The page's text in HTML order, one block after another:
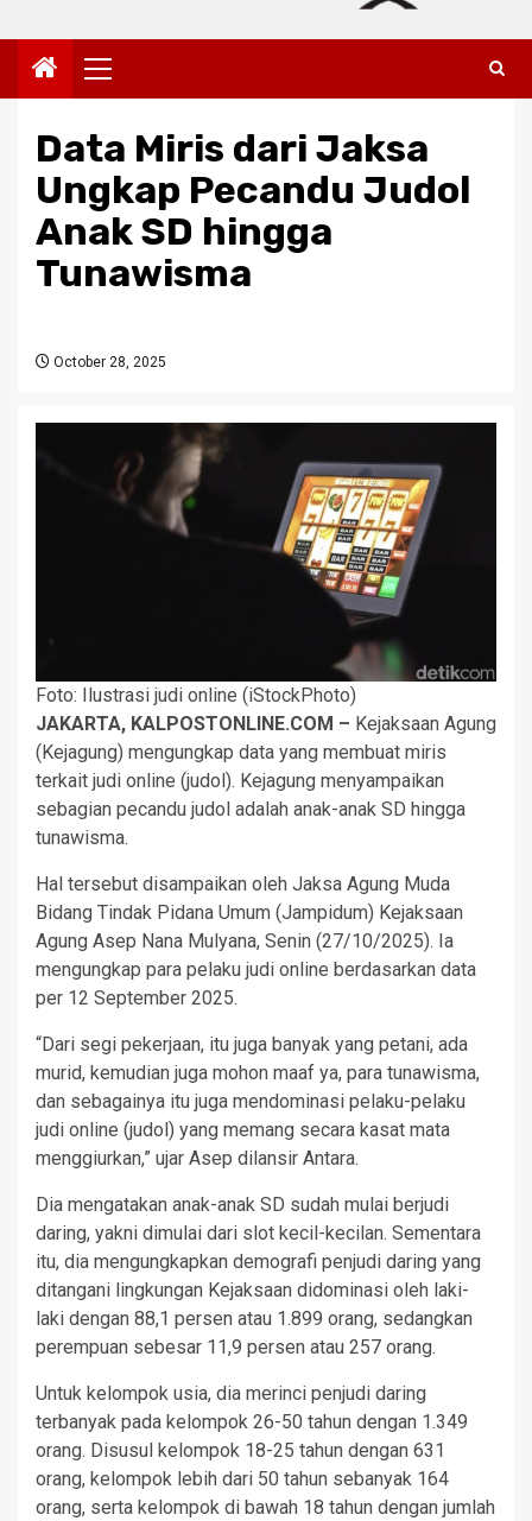
Primary
Menu
Data Miris dari Jaksa
Ungkap Pecandu Judol
Anak SD hingga
Tunawisma
October 28, 2025
Foto: Ilustrasi judi online (iStockPhoto)
JAKARTA, KALPOSTONLINE.COM – Kejaksaan Agung
(Kejagung) mengungkap data yang membuat miris
terkait judi online (judol). Kejagung menyampaikan
sebagian pecandu judol adalah anak-anak SD hingga
tunawisma.
Hal tersebut disampaikan oleh Jaksa Agung Muda
Bidang Tindak Pidana Umum (Jampidum) Kejaksaan
Agung Asep Nana Mulyana, Senin (27/10/2025). Ia
mengungkap para pelaku judi online berdasarkan data
per 12 September 2025.
“Dari segi pekerjaan, itu juga banyak yang petani, ada
murid, kemudian juga mohon maaf ya, para tunawisma,
dan sebagainya itu juga mendominasi pelaku-pelaku
judi online (judol) yang memang secara kasat mata
menggiurkan,” ujar Asep dilansir Antara.
Dia mengatakan anak-anak SD sudah mulai berjudi
daring, yakni dimulai dari slot kecil-kecilan. Sementara
itu, dia mengungkapkan demografi penjudi daring yang
ditangani lingkungan Kejaksaan didominasi oleh laki-
laki dengan 88,1 persen atau 1.899 orang, sedangkan
perempuan sebesar 11,9 persen atau 257 orang.
Untuk kelompok usia, dia merinci penjudi daring
terbanyak pada kelompok 26-50 tahun dengan 1.349
orang. Disusul kelompok 18-25 tahun dengan 631
orang, kelompok lebih dari 50 tahun sebanyak 164
orang, serta kelompok di bawah 18 tahun dengan jumlah